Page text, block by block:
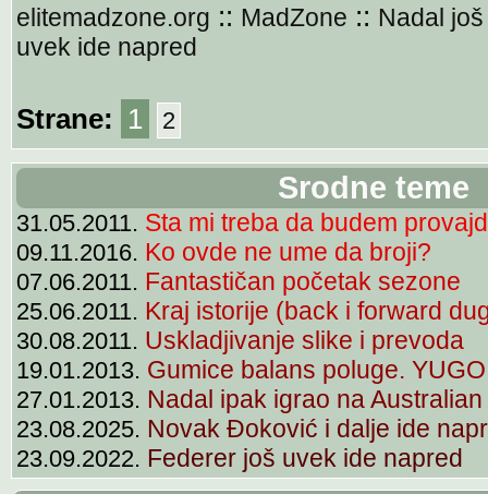
elitemadzone.org :: MadZone :: Nadal još
uvek ide napred
Strane: 1 2
Srodne teme
31.05.2011. Sta mi treba da budem
09.11.2016. Ko ovde ne ume da broji?
07.06.2011. Fantastičan početak sezone
25.06.2011. Kraj istorije (back i forward
30.08.2011. Uskladjivanje slike i prevoda
19.01.2013. Gumice balans poluge.
27.01.2013. Nadal ipak igrao na
23.08.2025. Novak Đoković i dalje ide
23.09.2022. Federer još uvek ide napred